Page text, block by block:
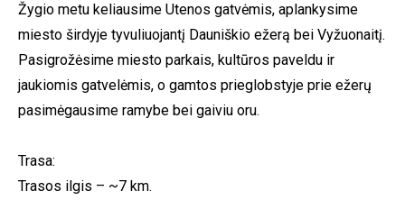
Žygio metu keliausime Utenos gatvėmis, aplankysime
miesto širdyje tyvuliuojantį Dauniškio ežerą bei Vyžuonaitį.
Pasigrožėsime miesto parkais, kultūros paveldu ir
jaukiomis gatvelėmis, o gamtos prieglobstyje prie ežerų
pasimėgausime ramybe bei gaiviu oru.
Trasa:
Trasos ilgis – ~7 km.